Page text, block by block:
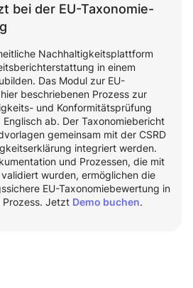
bei der EU-Taxonomie-
Nachhaltigkeitsplattform
in einem
Das Modul zur EU-
beschriebenen Prozess zur
und Konformitätsprüfung
ab. Der Taxonomiebericht
gemeinsam mit der CSRD
integriert werden.
und Prozessen, die mit
wurden, ermöglichen die
EU-Taxonomiebewertung in
Prozess. Jetzt Demo buchen.